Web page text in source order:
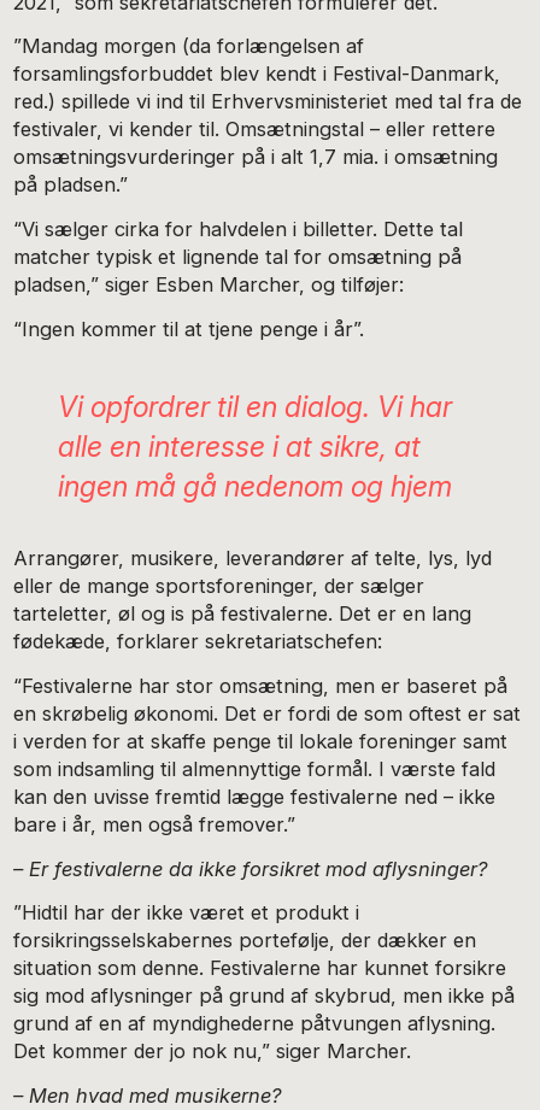
”Mandag morgen (da forlængelsen af
forsamlingsforbuddet blev kendt i Festival-Danmark,
red.) spillede vi ind til Erhvervsministeriet med tal fra de
festivaler, vi kender til. Omsætningstal – eller rettere
omsætningsvurderinger på i alt 1,7 mia. i omsætning
på pladsen.”
“Vi sælger cirka for halvdelen i billetter. Dette tal
matcher typisk et lignende tal for omsætning på
pladsen,” siger Esben Marcher, og tilføjer:
“Ingen kommer til at tjene penge i år”.
Vi opfordrer til en dialog. Vi har
alle en interesse i at sikre, at
ingen må gå nedenom og hjem
Arrangører, musikere, leverandører af telte, lys, lyd
eller de mange sportsforeninger, der sælger
tarteletter, øl og is på festivalerne. Det er en lang
fødekæde, forklarer sekretariatschefen:
“Festivalerne har stor omsætning, men er baseret på
en skrøbelig økonomi. Det er fordi de som oftest er sat
i verden for at skaffe penge til lokale foreninger samt
som indsamling til almennyttige formål. I værste fald
kan den uvisse fremtid lægge festivalerne ned – ikke
bare i år, men også fremover.”
– Er festivalerne da ikke forsikret mod aflysninger?
”Hidtil har der ikke været et produkt i
forsikringsselskabernes portefølje, der dækker en
situation som denne. Festivalerne har kunnet forsikre
sig mod aflysninger på grund af skybrud, men ikke på
grund af en af myndighederne påtvungen aflysning.
Det kommer der jo nok nu,” siger Marcher.
– Men hvad med musikerne?